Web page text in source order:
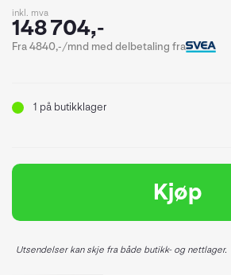
inkl. mva
148 704,-
Fra 4840,-/mnd med delbetaling fra
1 på butikklager
Kjøp
Utsendelser kan skje fra både butikk- og nettlager.